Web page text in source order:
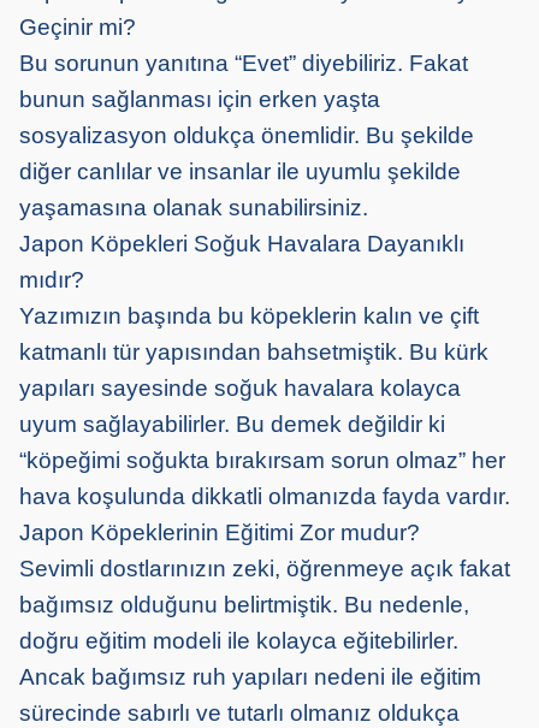
Geçinir mi?
Bu sorunun yanıtına “Evet” diyebiliriz. Fakat
bunun sağlanması için erken yaşta
sosyalizasyon oldukça önemlidir. Bu şekilde
diğer canlılar ve insanlar ile uyumlu şekilde
yaşamasına olanak sunabilirsiniz.
Japon Köpekleri Soğuk Havalara Dayanıklı
mıdır?
Yazımızın başında bu köpeklerin kalın ve çift
katmanlı tür yapısından bahsetmiştik. Bu kürk
yapıları sayesinde soğuk havalara kolayca
uyum sağlayabilirler. Bu demek değildir ki
“köpeğimi soğukta bırakırsam sorun olmaz” her
hava koşulunda dikkatli olmanızda fayda vardır.
Japon Köpeklerinin Eğitimi Zor mudur?
Sevimli dostlarınızın zeki, öğrenmeye açık fakat
bağımsız olduğunu belirtmiştik. Bu nedenle,
doğru eğitim modeli ile kolayca eğitebilirler.
Ancak bağımsız ruh yapıları nedeni ile eğitim
sürecinde sabırlı ve tutarlı olmanız oldukça